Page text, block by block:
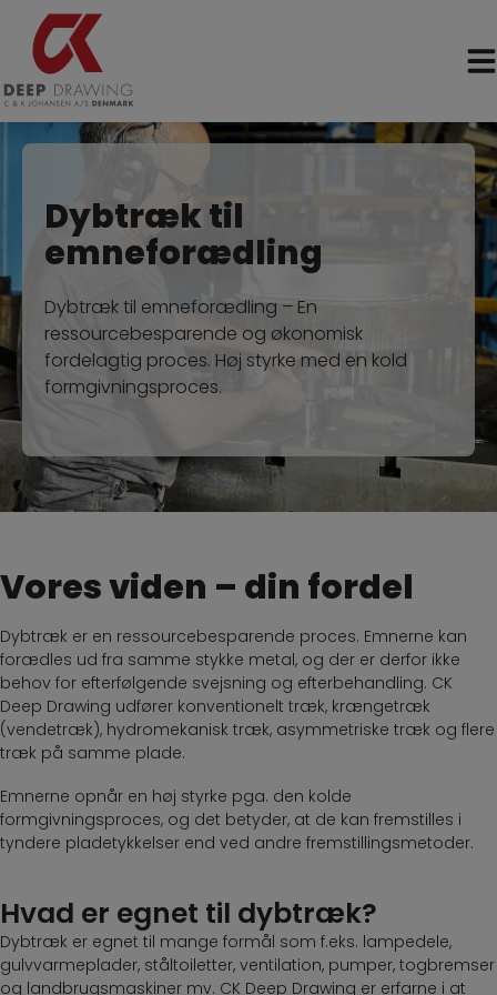
indholdet
Dybtræk til
emneforædling
Dybtræk til emneforædling – En
ressourcebesparende og økonomisk
fordelagtig proces. Høj styrke med en kold
formgivningsproces.
Vores viden – din fordel
Dybtræk er en ressourcebesparende proces. Emnerne kan
forædles ud fra samme stykke metal, og der er derfor ikke
behov for efterfølgende svejsning og efterbehandling. CK
Deep Drawing udfører konventionelt træk, krængetræk
(vendetræk), hydromekanisk træk, asymmetriske træk og flere
træk på samme plade.
Emnerne opnår en høj styrke pga. den kolde
formgivningsproces, og det betyder, at de kan fremstilles i
tyndere pladetykkelser end ved andre fremstillingsmetoder.
Hvad er egnet til dybtræk?
Dybtræk er egnet til mange formål som f.eks. lampedele,
gulvvarmeplader, ståltoiletter, ventilation, pumper, togbremser
og landbrugsmaskiner mv. CK Deep Drawing er erfarne i at